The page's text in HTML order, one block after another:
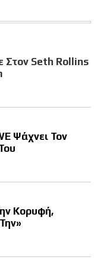
Στον Seth Rollins
Ψάχνει Τον
Κορυφή,